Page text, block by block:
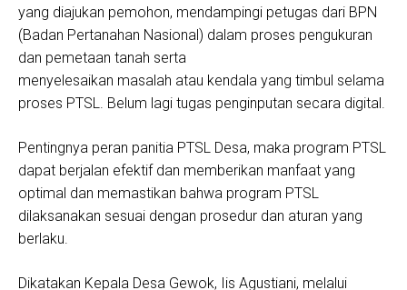
yang diajukan pemohon, mendampingi petugas dari BPN
(Badan Pertanahan Nasional) dalam proses pengukuran
dan pemetaan tanah serta
menyelesaikan masalah atau kendala yang timbul selama
proses PTSL. Belum lagi tugas penginputan secara digital.
Pentingnya peran panitia PTSL Desa, maka program PTSL
dapat berjalan efektif dan memberikan manfaat yang
optimal dan memastikan bahwa program PTSL
dilaksanakan sesuai dengan prosedur dan aturan yang
berlaku.
Dikatakan Kepala Desa Gewok, Iis Agustiani, melalui